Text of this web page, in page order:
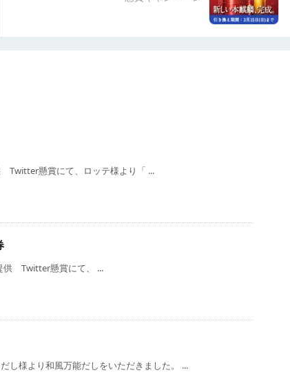
懸賞にて、ロッテ様より「 ...
Twitter懸賞にて、 ...
様より和風万能だしをいただきました。 ...